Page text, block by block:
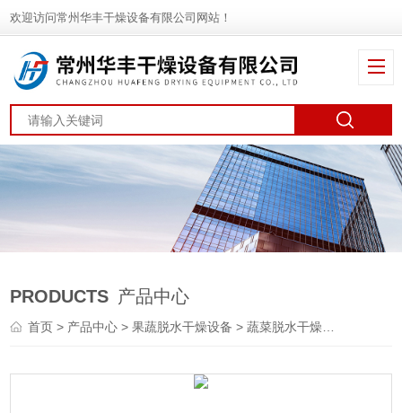
欢迎访问常州华丰干燥设备有限公司网站！
PRODUCTS 产品中心
首页> 产品中心 >果蔬脱水干燥设备 >蔬菜脱水干燥机